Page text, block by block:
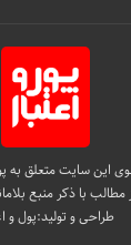
این سایت متعلق به
مطالب با ذکر منبع
طراحی و تولید:پول و